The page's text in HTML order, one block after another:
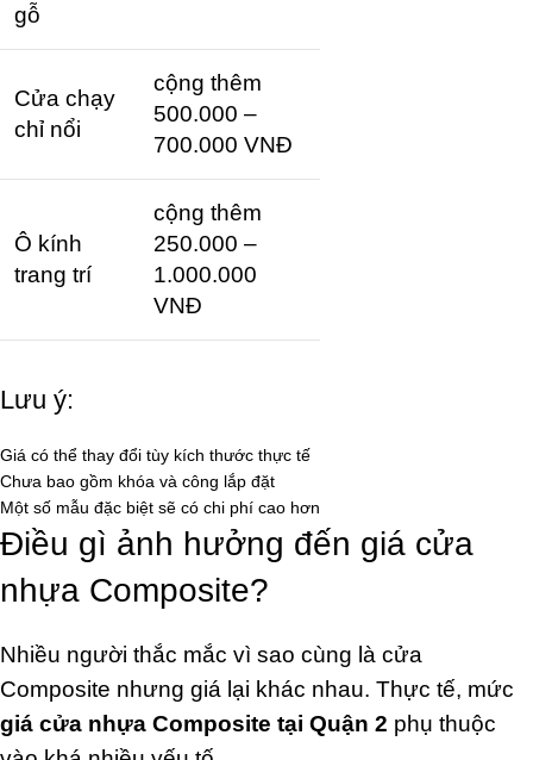
gỗ
Cửa chạy
chỉ nổi
cộng thêm
500.000 –
700.000 VNĐ
Ô kính
trang trí
cộng thêm
250.000 –
1.000.000
VNĐ
Lưu ý:
Giá có thể thay đổi tùy kích thước thực tế
Chưa bao gồm khóa và công lắp đặt
Một số mẫu đặc biệt sẽ có chi phí cao hơn
Điều gì ảnh hưởng đến giá cửa
nhựa Composite?
Nhiều người thắc mắc vì sao cùng là cửa
Composite nhưng giá lại khác nhau. Thực tế, mức
giá cửa nhựa Composite tại Quận 2 phụ thuộc